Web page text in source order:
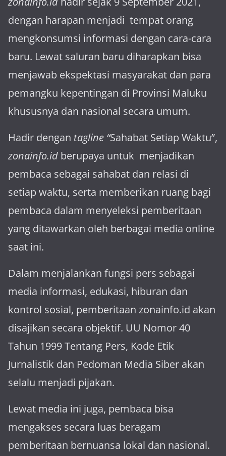
dengan harapan menjadi tem­pat orang
mengkonsumsi informasi dengan cara-cara
baru. Lewat sa­luran ba­ru diharapkan bisa
menja­wab ekspektasi masya­rakat dan para
pemangku kepen­tingan di Provinsi Maluku
khususnya dan nasional secara umum.
Hadir dengan tagline “Sahabat Setiap Waktu”,
zonainfo.id berupaya untuk menjadikan
pembaca sebagai sahabat dan relasi di
setiap waktu, serta memberikan ruang bagi
pembaca dalam menyeleksi pemberitaan
yang ditawarkan oleh berbagai media online
saat ini.
Dalam menjalankan fungsi pers sebagai
media informasi, edukasi, hiburan dan
kontrol sosial, pemberitaan zonainfo.id akan
disajikan secara objektif. UU Nomor 40
Tahun 1999 Tentang Pers, Kode Etik
Jurnalistik dan Pedoman Media Siber akan
selalu menjadi pijakan.
Lewat media ini juga, pembaca bisa
mengakses secara luas beragam
pemberitaan bernuansa lokal dan nasional.